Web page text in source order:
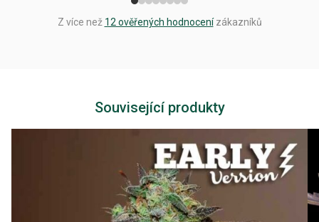
Z více než 12 ověřených hodnocenízákazníků
Související produkty